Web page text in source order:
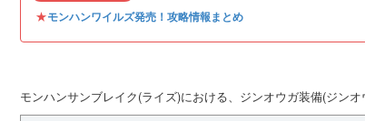
★モンハンワイルズ発売！攻略情報まとめ
モンハンサンブレイク(ライズ)における、ジンオウガ装備(ジン